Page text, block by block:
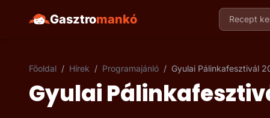
Gasztromankó Recept
Főoldal / Hírek / Programajánló / Gyulai Pálinkafesztivál
Gyulai